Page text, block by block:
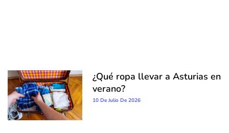
¿Qué ropa llevar a Asturias en
verano?
10 De Julio De 2026